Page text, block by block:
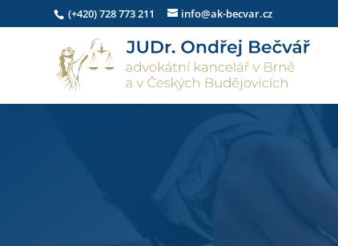
(+420) 728 773 211 info@ak-becvar.cz